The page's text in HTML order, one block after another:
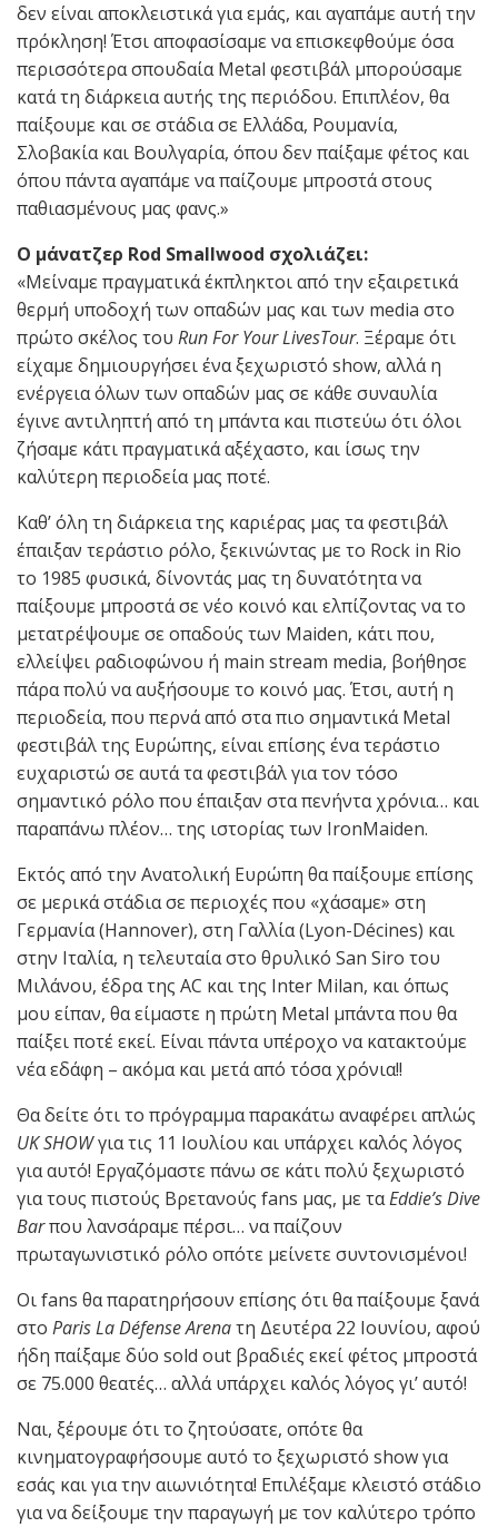
δεν είναι αποκλειστικά για εμάς, και αγαπάμε αυτή την
πρόκληση! Έτσι αποφασίσαμε να επισκεφθούμε όσα
περισσότερα σπουδαία Metal φεστιβάλ μπορούσαμε
κατά τη διάρκεια αυτής της περιόδου. Επιπλέον, θα
παίξουμε και σε στάδια σε Ελλάδα, Ρουμανία,
Σλοβακία και Βουλγαρία, όπου δεν παίξαμε φέτος και
όπου πάντα αγαπάμε να παίζουμε μπροστά στους
παθιασμένους μας φανς.»
Ο μάνατζερ Rod Smallwood σχολιάζει:
«Μείναμε πραγματικά έκπληκτοι από την εξαιρετικά
θερμή υποδοχή των οπαδών μας και των media στο
πρώτο σκέλος του Run For Your LivesTour. Ξέραμε ότι
είχαμε δημιουργήσει ένα ξεχωριστό show, αλλά η
ενέργεια όλων των οπαδών μας σε κάθε συναυλία
έγινε αντιληπτή από τη μπάντα και πιστεύω ότι όλοι
ζήσαμε κάτι πραγματικά αξέχαστο, και ίσως την
καλύτερη περιοδεία μας ποτέ.
Καθ’ όλη τη διάρκεια της καριέρας μας τα φεστιβάλ
έπαιξαν τεράστιο ρόλο, ξεκινώντας με το Rock in Rio
το 1985 φυσικά, δίνοντάς μας τη δυνατότητα να
παίξουμε μπροστά σε νέο κοινό και ελπίζοντας να το
μετατρέψουμε σε οπαδούς των Maiden, κάτι που,
ελλείψει ραδιοφώνου ή main stream media, βοήθησε
πάρα πολύ να αυξήσουμε το κοινό μας. Έτσι, αυτή η
περιοδεία, που περνά από στα πιο σημαντικά Metal
φεστιβάλ της Ευρώπης, είναι επίσης ένα τεράστιο
ευχαριστώ σε αυτά τα φεστιβάλ για τον τόσο
σημαντικό ρόλο που έπαιξαν στα πενήντα χρόνια… και
παραπάνω πλέον… της ιστορίας των IronMaiden.
Εκτός από την Ανατολική Ευρώπη θα παίξουμε επίσης
σε μερικά στάδια σε περιοχές που «χάσαμε» στη
Γερμανία (Hannover), στη Γαλλία (Lyon-Décines) και
στην Ιταλία, η τελευταία στο θρυλικό San Siro του
Μιλάνου, έδρα της AC και της Inter Milan, και όπως
μου είπαν, θα είμαστε η πρώτη Metal μπάντα που θα
παίξει ποτέ εκεί. Είναι πάντα υπέροχο να κατακτούμε
νέα εδάφη – ακόμα και μετά από τόσα χρόνια!!
Θα δείτε ότι το πρόγραμμα παρακάτω αναφέρει απλώς
UK SHOWγια τις 11 Ιουλίου και υπάρχει καλός λόγος
για αυτό! Εργαζόμαστε πάνω σε κάτι πολύ ξεχωριστό
για τους πιστούς Βρετανούς fans μας, με ταEddie’s Dive
Barπου λανσάραμε πέρσι… να παίζουν
πρωταγωνιστικό ρόλο οπότε μείνετε συντονισμένοι!
Οι fans θα παρατηρήσουν επίσης ότι θα παίξουμε ξανά
στο Paris La Défense Arenaτη Δευτέρα 22 Ιουνίου, αφού
ήδη παίξαμε δύο sold out βραδιές εκεί φέτος μπροστά
σε 75.000 θεατές… αλλά υπάρχει καλός λόγος γι’ αυτό!
Ναι, ξέρουμε ότι το ζητούσατε, οπότε θα
κινηματογραφήσουμε αυτό το ξεχωριστό show για
εσάς και για την αιωνιότητα! Επιλέξαμε κλειστό στάδιο
για να δείξουμε την παραγωγή με τον καλύτερο τρόπο